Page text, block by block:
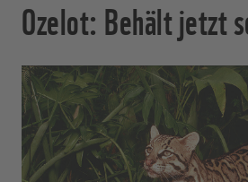
Ozelot: Behält jetzt